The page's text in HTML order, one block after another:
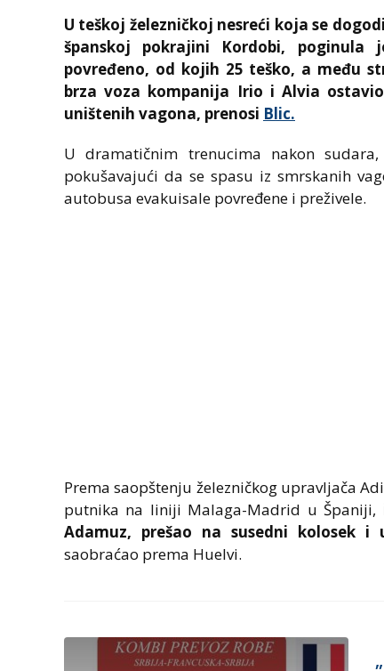
U teškoj železničkoj nesreći koja se
španskoj pokrajini Kordobi,
povređeno, od kojih 25 teško, a među
brza voza kompanija Irio i Alvia
uništenih vagona, prenosi Blic.
U dramatičnim trenucima nakon
pokušavajući da se spasu iz smrskanih
autobusa evakuisale povređene i preživele.
Prema saopštenju železničkog upravljača
putnika na liniji Malaga-Madrid u Španiji,
Adamuz, prešao na susedni kolosek
saobraćao prema Huelvi.